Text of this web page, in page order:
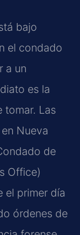
bajo
el condado
a un
es la
tomar. Las
Nueva
de
Office)
el primer día
órdenes de